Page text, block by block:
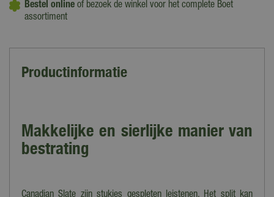
Bestel online of bezoek de winkel voor het complete Boet
assortiment
Productinformatie
Makkelijke en sierlijke manier van
bestrating